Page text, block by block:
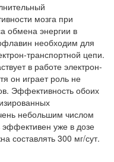
сопутствующих
от...
с детьми в
внесен в
на
Суть его
в
мозга при
обмена энергии в
необходим для
транспортной цепи.
в работе электрон-
он играет роль не
Эффек­тивность обоих
небольшим числом
уже в дозе
составлять 300 мг/сут.